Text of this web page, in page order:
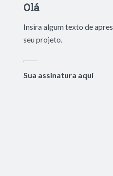
Olá
Insira algum texto de
seu projeto.
Sua assinatura aqui